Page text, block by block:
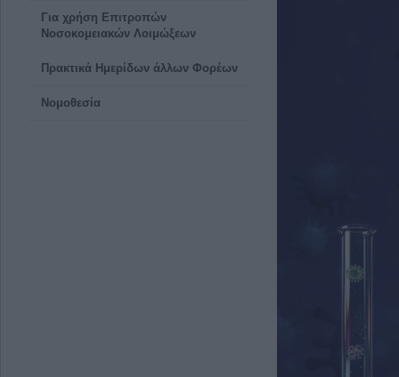
Για χρήση Επιτροπών
Νοσοκομειακών Λοιμώξεων
Πρακτικά Ημερίδων άλλων Φορέων
Νομοθεσία